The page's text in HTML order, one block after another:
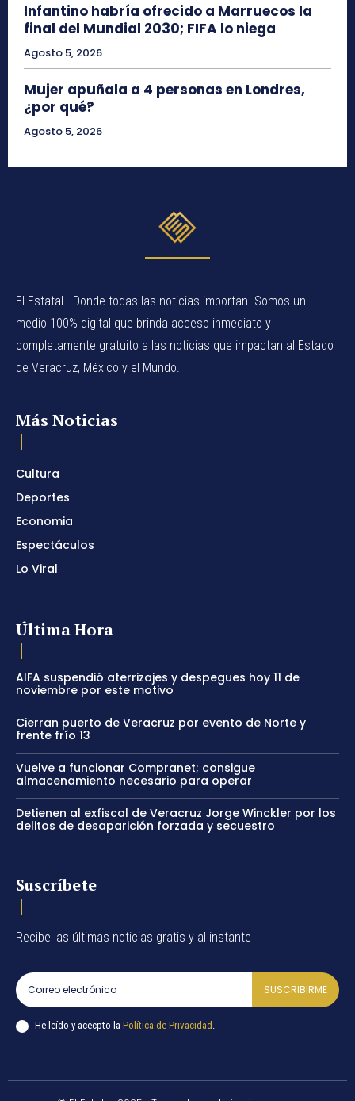
Infantino habría ofrecido a Marruecos la
final del Mundial 2030; FIFA lo niega
Agosto 5, 2026
Mujer apuñala a 4 personas en Londres,
¿por qué?
Agosto 5, 2026
El Estatal - Donde todas las noticias importan. Somos un
medio 100% digital que brinda acceso inmediato y
completamente gratuito a las noticias que impactan al Estado
de Veracruz, México y el Mundo.
Más Noticias
Cultura
Deportes
Economia
Espectáculos
Lo Viral
Última Hora
AIFA suspendió aterrizajes y despegues hoy 11 de
noviembre por este motivo
Cierran puerto de Veracruz por evento de Norte y
frente frío 13
Vuelve a funcionar Compranet; consigue
almacenamiento necesario para operar
Detienen al exfiscal de Veracruz Jorge Winckler por los
delitos de desaparición forzada y secuestro
Suscríbete
Recibe las últimas noticias gratis y al instante
SUSCRIBIRME
He leído y acecpto la Política de Privacidad .